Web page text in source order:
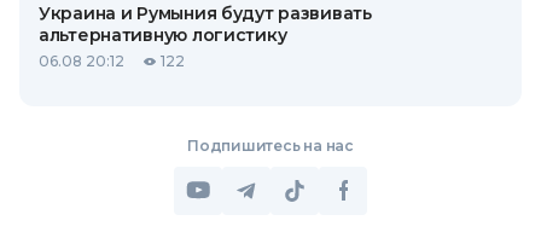
Украина и Румыния будут развивать
альтернативную логистику
06.08 20:12 122
Подпишитесь на нас